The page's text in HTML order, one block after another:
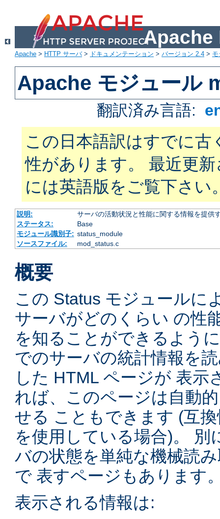
Apache
Apache > HTTP サーバ> ドキュメンテーション > バージョン 2.4 >
Apache モジュール
翻訳済み言語:
この日本語訳はすでに古
性があります。 最近更
には英語版をご覧下さい
説明:
サーバの活動状況と性能に関する情報を提供
ステータス:
Base
モジュール識別子: status_module
ソースファイル:
mod_status.c
概要
この Status モジュールに
サーバがどのくらい の性
を知ることができるよう
でのサーバの統計情報を
した HTML ページが 表示
れば、このページは自動
せる こともできます (互
を使用している場合)。 別
バの状態を単純な機械読
で 表すページもあります
表示される情報は: